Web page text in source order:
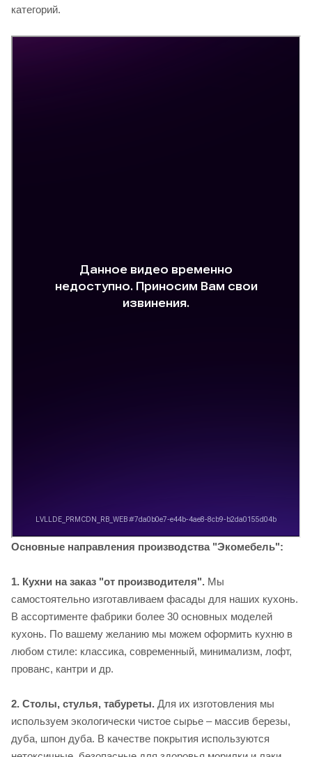
категорий.
Основные направления производства "Экомебель":
1. Кухни на заказ "от производителя". Мы
самостоятельно изготавливаем фасады для наших кухонь.
В ассортименте фабрики более 30 основных моделей
кухонь. По вашему желанию мы можем оформить кухню в
любом стиле: классика, современный, минимализм, лофт,
прованс, кантри и др.
2. Столы, стулья, табуреты. Для их изготовления мы
используем экологически чистое сырье – массив березы,
дуба, шпон дуба. В качестве покрытия используются